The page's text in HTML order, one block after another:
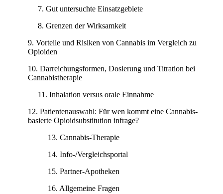
Gut untersuchte Einsatzgebiete
Grenzen der Wirksamkeit
Vorteile und Risiken von Cannabis im Vergleich zu
Opioiden
Darreichungsformen, Dosierung und Titration bei
Cannabistherapie
Inhalation versus orale Einnahme
Patientenauswahl: Für wen kommt eine Cannabis-
basierte Opioidsubstitution infrage?
Cannabis-Therapie
Info-/Vergleichsportal
Partner-Apotheken
Allgemeine Fragen